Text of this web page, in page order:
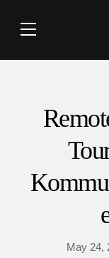
May 24,